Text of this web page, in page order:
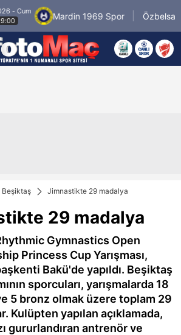
Cum
Mardin 1969 Spor Özbelsan
Beşiktaş Jimnastikte 29 madalya
29 madalya
Gymnastics Open
Princess Cup Yarışması,
Bakü'de yapıldı. Beşiktaş
sporcuları, yarışmalarda 18
5 bronz olmak üzere toplam 29
Kulüpten yapılan açıklamada,
gururlandıran antrenör ve